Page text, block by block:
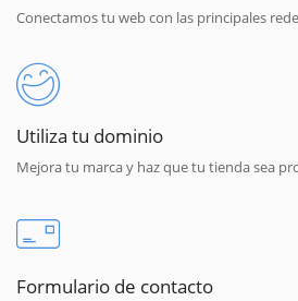
Conectamos tu web con las principales
Utiliza tu dominio
Mejora tu marca y haz que tu tienda sea
Formulario de contacto